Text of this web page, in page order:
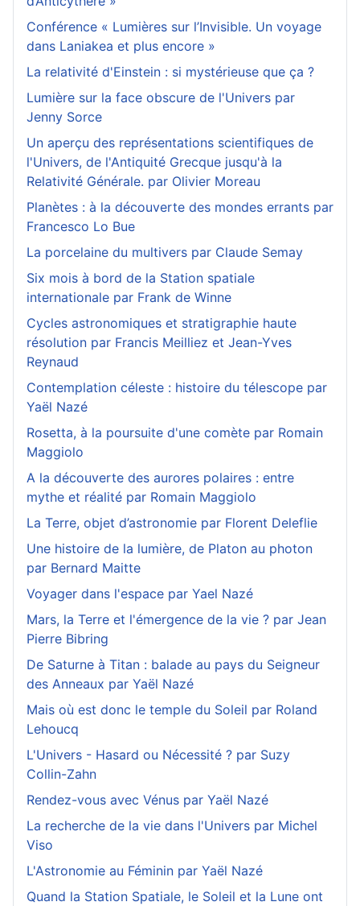
Conférence « Lumières sur l’Invisible. Un voyage
dans Laniakea et plus encore »
La relativité d'Einstein : si mystérieuse que ça ?
Lumière sur la face obscure de l'Univers par
Jenny Sorce
Un aperçu des représentations scientifiques de
l'Univers, de l'Antiquité Grecque jusqu'à la
Relativité Générale. par Olivier Moreau
Planètes : à la découverte des mondes errants par
Francesco Lo Bue
La porcelaine du multivers par Claude Semay
Six mois à bord de la Station spatiale
internationale par Frank de Winne
Cycles astronomiques et stratigraphie haute
résolution par Francis Meilliez et Jean-Yves
Reynaud
Contemplation céleste : histoire du télescope par
Yaël Nazé
Rosetta, à la poursuite d'une comète par Romain
Maggiolo
A la découverte des aurores polaires : entre
mythe et réalité par Romain Maggiolo
La Terre, objet d’astronomie par Florent Deleflie
Une histoire de la lumière, de Platon au photon
par Bernard Maitte
Voyager dans l'espace par Yael Nazé
Mars, la Terre et l'émergence de la vie ? par Jean
Pierre Bibring
De Saturne à Titan : balade au pays du Seigneur
des Anneaux par Yaël Nazé
Mais où est donc le temple du Soleil par Roland
Lehoucq
L'Univers - Hasard ou Nécessité ? par Suzy
Collin-Zahn
Rendez-vous avec Vénus par Yaël Nazé
La recherche de la vie dans l'Univers par Michel
Viso
L'Astronomie au Féminin par Yaël Nazé
Quand la Station Spatiale, le Soleil et la Lune ont